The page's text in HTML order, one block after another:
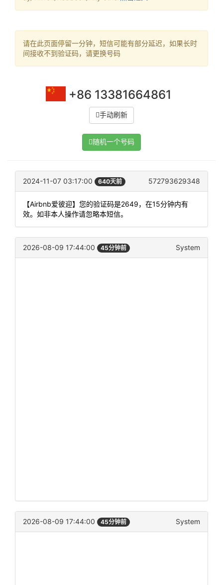
请在此页面停留一分钟，短信可能有部分延迟，如果长时
间接收不到验证码，请更换号码
+86 13381664861
手动刷新
随机一个号码
2024-11-07 03:17:00 640天前 572793629348
【Airbnb爱彼迎】您的验证码是2649，在15分钟内有
效。如非本人操作请忽略本短信。
2026-08-09 17:44:00 45分钟前 System
2026-08-09 17:44:00 45分钟前 System